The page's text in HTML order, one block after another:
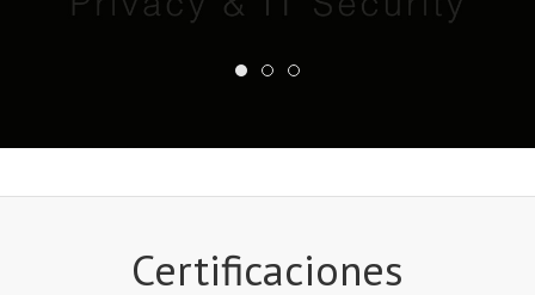
Certificaciones